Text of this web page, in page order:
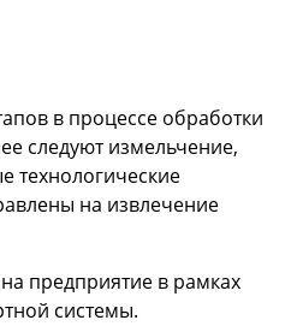
в процессе обработки
следуют измельчение,
технологические
на извлечение
предприятие в рамках
системы.